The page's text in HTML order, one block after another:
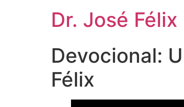
Dr. José Félix
Devocional:
Félix